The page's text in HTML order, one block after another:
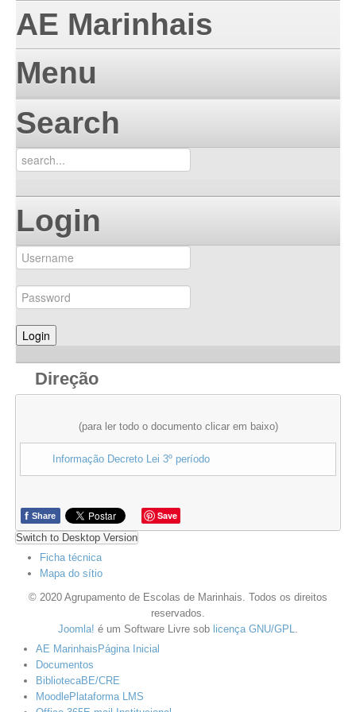
AE Marinhais
Menu
Search
Login
Direção
(para ler todo o documento clicar em baixo)
Informação Decreto Lei 3º período
f Share
Save
Switch to Desktop Version
Ficha técnica
Mapa do sítio
© 2020 Agrupamento de Escolas de Marinhais. Todos os direitos
reservados.
Joomla! é um Software Livre sob licença GNU/GPL.
AE Marinhais Página Inicial
Documentos
BibliotecaBE/CRE
MoodlePlataforma LMS